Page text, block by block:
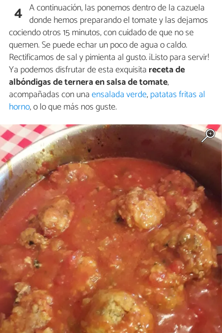
4 A continuación, las ponemos dentro de la cazuela
donde hemos preparando el tomate y las dejamos
cociendo otros 15 minutos, con cuidado de que no se
quemen. Se puede echar un poco de agua o caldo.
Rectificamos de sal y pimienta al gusto. ¡Listo para servir!
Ya podemos disfrutar de esta exquisita receta de
albóndigas de ternera en salsa de tomate,
acompañadas con unaensalada verde,patatas fritas al
horno, o lo que más nos guste.